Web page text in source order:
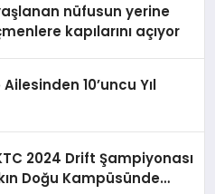
nüfusun yerine
kapılarını açıyor
10’uncu Yıl
2024 Drift Şampiyonası
Doğu Kampüsünde